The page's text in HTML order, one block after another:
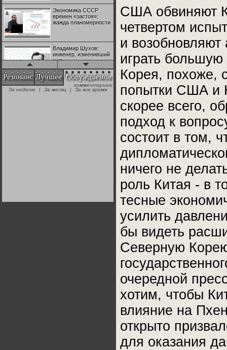
Экономика СССР
времен «застоя»:
жажда планомерности
Владимир Шухов:
инженер, изменивший
мир
"Аркадий Коц" на
эгалите-фесте "Не
Резонанс Лучшее Обсуждаемое
комментариев:
За неделю
| За месяц | За все время
США обвиняют
четвертом
и возобновляют
играть
Корея, похоже,
попытки США и
скорее всего,
подход к
состоит в том,
ничего не
роль Китая - в
тесные
усилить
бы видеть
Северную
очередной
хотим, чтобы
влияние на
открыто
для оказания